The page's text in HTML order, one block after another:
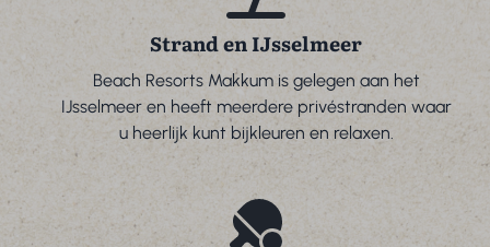
Strand en IJsselmeer
Beach Resorts Makkum is gelegen aan het
IJsselmeer en heeft meerdere privéstranden waar
u heerlijk kunt bijkleuren en relaxen.